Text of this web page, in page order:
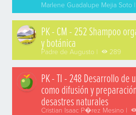
Marlene Guadalupe Mejia Soto |
PK - CM - 252 Shampoo
y botánica
Padre de Augusto | 289
PK - TI - 248 Desarrollo de
como difusión y
desastres naturales
Cristian Isaac P�rez Mesino |